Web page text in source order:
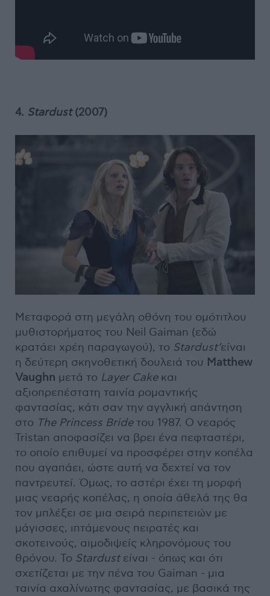
4. Stardust(2007)
Μεταφορά στη μεγάλη οθόνη του ομότιτλου
μυθιστορήματος του Neil Gaiman (εδώ
κρατάει χρέη παραγωγού), το Stardust’είναι
η δεύτερη σκηνοθετική δουλειά του Matthew
Vaughn μετά το Layer Cakeκαι
αξιοπρεπέστατη ταινία ρομαντικής
φαντασίας, κάτι σαν την αγγλική απάντηση
στο The Princess Brideτου 1987. O νεαρός
Tristan αποφασίζει να βρει ένα πεφταστέρι,
το οποίο επιθυμεί να προσφέρει στην κοπέλα
που αγαπάει, ώστε αυτή να δεχτεί να τον
παντρευτεί. Όμως, το αστέρι έχει τη μορφή
μιας νεαρής κοπέλας, η οποία άθελά της θα
τον μπλέξει σε μια σειρά περιπετειών με
μάγισσες, ιπτάμενους πειρατές και
σκοτεινούς, αιμοδιψείς κληρονόμους του
θρόνου. Το Stardustείναι - όπως και ότι
σχετίζεται με την πένα του Gaiman - μια
ταινία αχαλίνωτης φαντασίας, με βασικά της